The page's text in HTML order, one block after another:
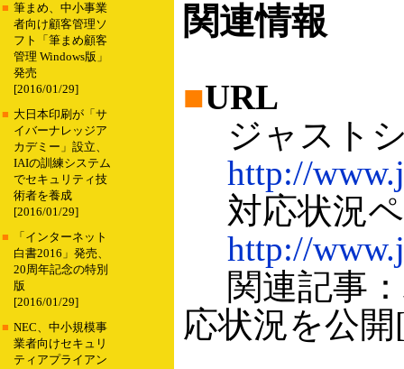
■ 筆まめ、中小事業
者向け顧客管理ソ
フト「筆まめ顧客
管理 Windows版」
発売
[2016/01/29]
■ 大日本印刷が「サ
イバーナレッジア
カデミー」設立、
IAIの訓練システム
でセキュリティ技
術者を養成
[2016/01/29]
■
「インターネット
白書2016」発売、
20周年記念の特別
版
[2016/01/29]
■ NEC、中小規模事
業者向けセキュリ
ティアプライアン
関連情報
■URL
ジャスト
http://
対応状況
http://
関連記事：
応状況を公開